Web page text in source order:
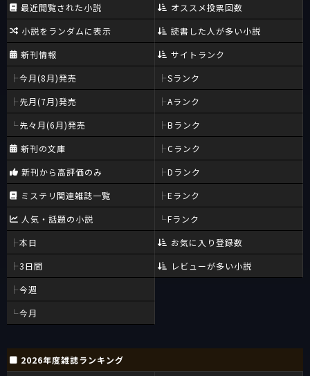
最近閲覧された小説
小説をランダムに表示
新刊情報
今月(8月)発売
先月(7月)発売
先々月(6月)発売
新刊の文庫
新刊から高評価のみ
ミステリ関連雑誌一覧
人気・話題の小説
本日
3日間
今週
今月
オススメ投票回数
読書した人が多い小説
サイトランク
Sランク
Aランク
Bランク
Cランク
Dランク
Eランク
Fランク
お気に入り登録数
レビューが多い小説
2026年度雑誌ランキング